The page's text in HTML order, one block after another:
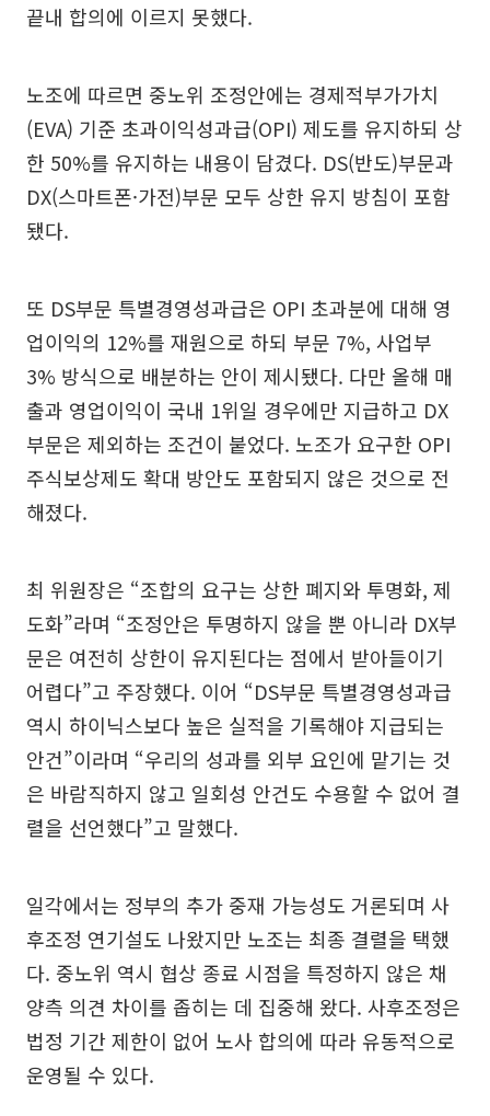
끝내 합의에 이르지 못했다.
노조에 따르면 중노위 조정안에는 경제적부가가치
(EVA) 기준 초과이익성과급(OPI) 제도를 유지하되 상
한 50%를 유지하는 내용이 담겼다. DS(반도)부문과
DX(스마트폰·가전)부문 모두 상한 유지 방침이 포함
됐다.
또 DS부문 특별경영성과급은 OPI 초과분에 대해 영
업이익의 12%를 재원으로 하되 부문 7%, 사업부
3% 방식으로 배분하는 안이 제시됐다. 다만 올해 매
출과 영업이익이 국내 1위일 경우에만 지급하고 DX
부문은 제외하는 조건이 붙었다. 노조가 요구한 OPI
주식보상제도 확대 방안도 포함되지 않은 것으로 전
해졌다.
최 위원장은 “조합의 요구는 상한 폐지와 투명화, 제
도화”라며 “조정안은 투명하지 않을 뿐 아니라 DX부
문은 여전히 상한이 유지된다는 점에서 받아들이기
어렵다”고 주장했다. 이어 “DS부문 특별경영성과급
역시 하이닉스보다 높은 실적을 기록해야 지급되는
안건”이라며 “우리의 성과를 외부 요인에 맡기는 것
은 바람직하지 않고 일회성 안건도 수용할 수 없어 결
렬을 선언했다”고 말했다.
일각에서는 정부의 추가 중재 가능성도 거론되며 사
후조정 연기설도 나왔지만 노조는 최종 결렬을 택했
다. 중노위 역시 협상 종료 시점을 특정하지 않은 채
양측 의견 차이를 좁히는 데 집중해 왔다. 사후조정은
법정 기간 제한이 없어 노사 합의에 따라 유동적으로
운영될 수 있다.